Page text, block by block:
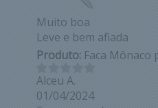
Muito boa
Leve e bem afiada
Produto: Faca
Alceu A.
01/04/2024